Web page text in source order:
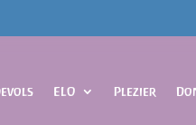
ELO Plezier